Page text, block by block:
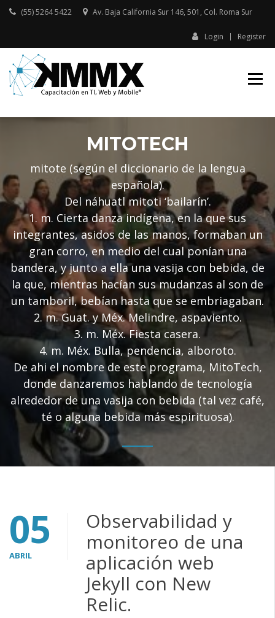
Skip
(55) 5264 5422 Av. Baja California Sur 146, 501, Col. Roma Sur​
Login Register
CAPACITACIÓN
MITOTECH
mitote (según el diccionario de la lengua
española).
Del náhuatl mitoti ‘bailarín’.
1. m. Cierta danza indígena, en la que sus
integrantes, asidos de las manos, formaban un
gran corro, en medio del cual ponían una
bandera, y junto a ella una vasija con bebida, de
la que, mientras hacían sus mudanzas al son de
un tamboril, bebían hasta que se embriagaban.
2. m. Guat. y Méx. Melindre, aspaviento.
3. m. Méx. Fiesta casera.
4. m. Méx. Bulla, pendencia, alboroto.
De ahi el nombre de este programa, MitoTech,
donde danzaremos hablando de tecnología
alrededor de una vasija con bebida (tal vez café,
té o alguna bebida más espirituosa).
05
ABRIL
Observabilidad y
monitoreo de una
aplicación web
Jekyll con New
Relic.